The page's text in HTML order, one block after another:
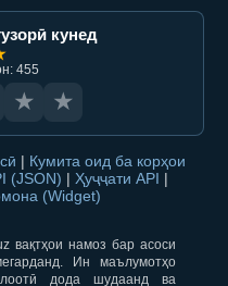
кунед
455
★ ★
| Кумита оид ба корҳои
(JSON) | Ҳуҷҷати API |
(Widget)
вақтҳои намоз бар асоси
Ин маълумотҳо
дода шудаанд ва